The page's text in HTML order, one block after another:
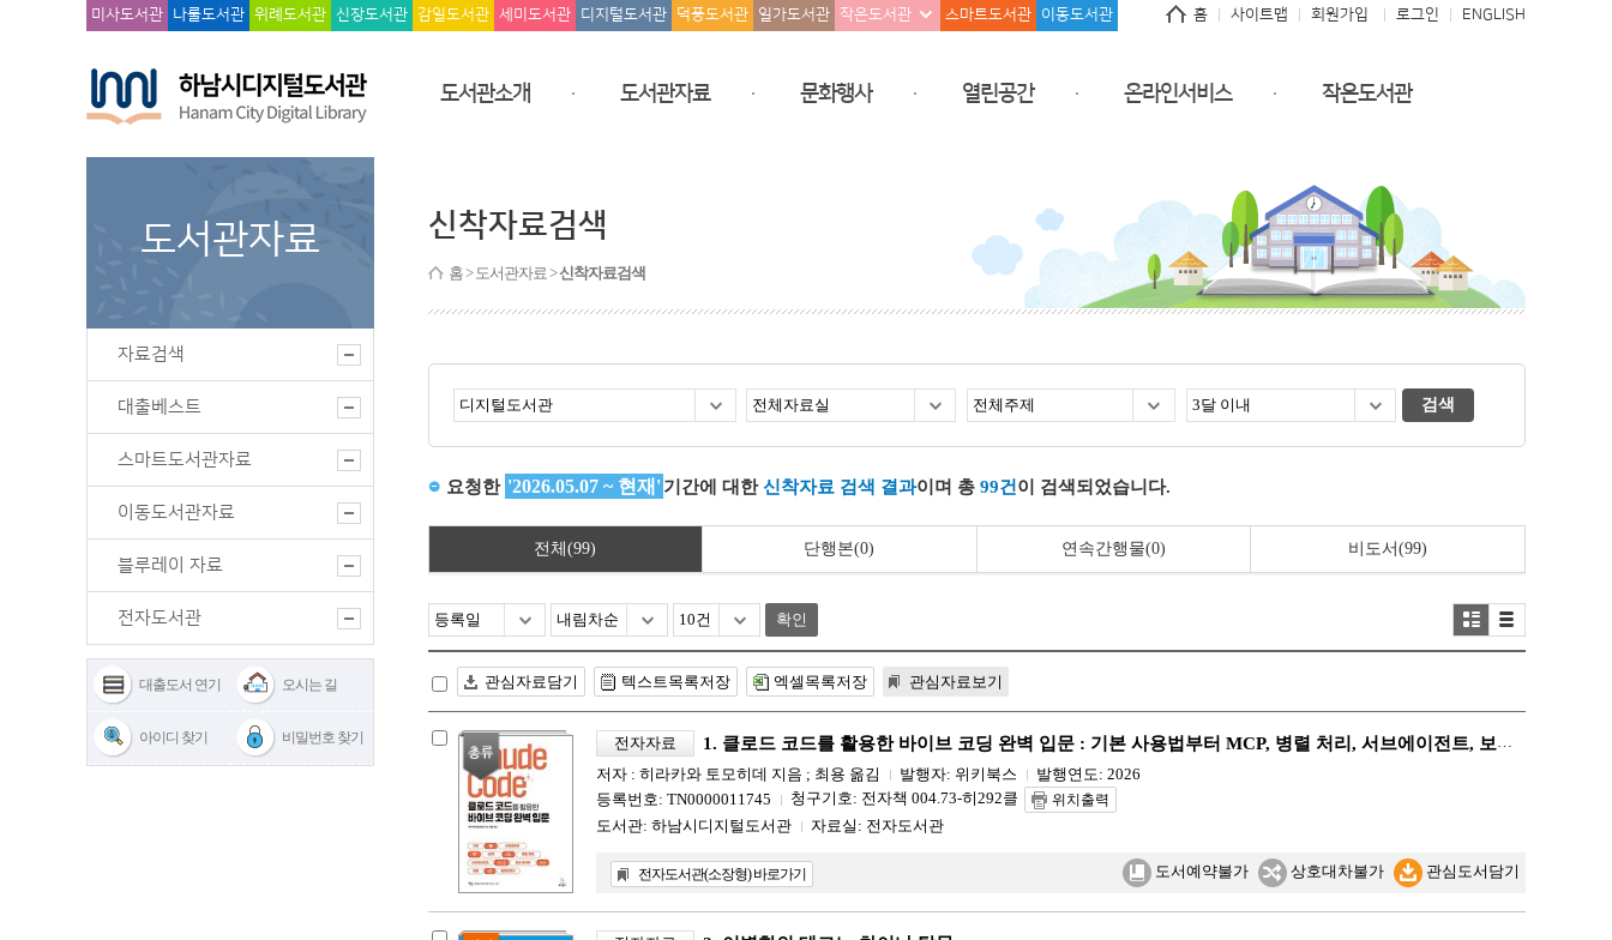
미사도서관 나룰도서관 위례도서관 신장도서관 감일도서관 세미도서관 디지털도서관 덕풍도서관 일가도서관 작은도서관 스마트도서관 이동도서관 홈 사이트맵 회원가입 로그인 ENGLISH
도서관소개 도서관자료 문화행사 열린공간 온라인서비스 작은도서관
도서관자료
자료검색
대출베스트
스마트도서관자료
이동도서관자료
블루레이 자료
전자도서관
대출도서 연기 오시는 길
아이디 찾기 비밀번호 찾기
신착자료검색
홈> 도서관자료 >신착자료검색